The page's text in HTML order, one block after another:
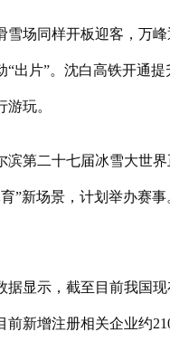
雪场同样开板迎客，万
“出片”。沈白高铁开通
玩。
滨第二十七届冰雪大世
”新场景，计划举办赛
据显示，截至目前我国
前新增注册相关企业约